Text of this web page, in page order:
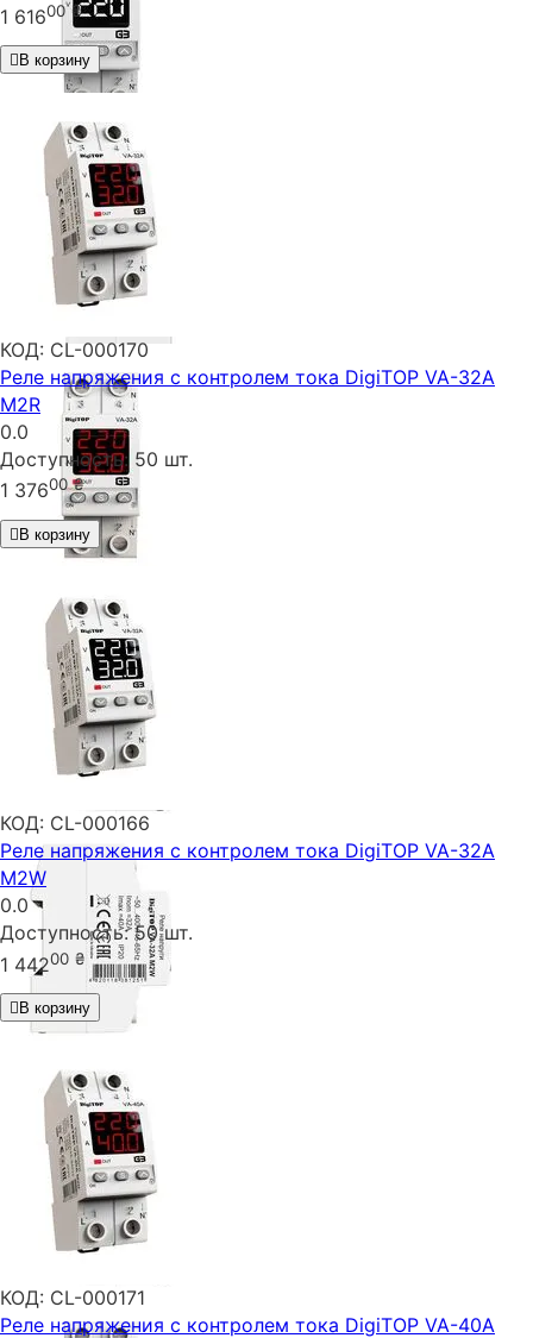
1 61600 ₴
В корзину
КОД: CL-000170
Реле напряжения с контролем тока DigiTOP VA-32A
M2R
0.0
Доступность: 50 шт.
1 37600 ₴
В корзину
КОД: CL-000166
Реле напряжения с контролем тока DigiTOP VA-32A
M2W
0.0
Доступность: 50 шт.
1 44200 ₴
В корзину
КОД: CL-000171
Реле напряжения с контролем тока DigiTOP VA-40A